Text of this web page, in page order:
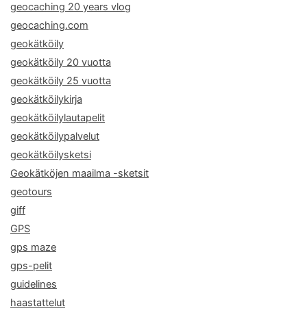
geocaching 20 years vlog
geocaching.com
geokätköily
geokätköily 20 vuotta
geokätköily 25 vuotta
geokätköilykirja
geokätköilylautapelit
geokätköilypalvelut
geokätköilysketsi
Geokätköjen maailma -sketsit
geotours
giff
GPS
gps maze
gps-pelit
guidelines
haastattelut